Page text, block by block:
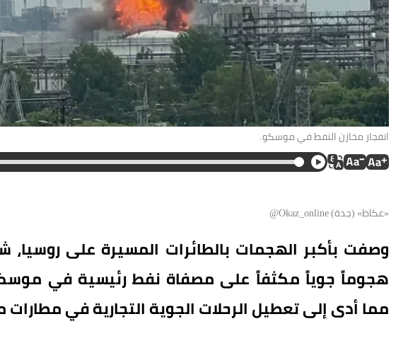
انفجار مخازن النفط في موسكو.
«عكاظ» (جدة) Okaz_online@
وصفت بأكبر الهجمات بالطائرات المسيرة على روسيا،
هجوماً جوياً مكثفاً على مصفاة نفط رئيسية في موسكو
مما أدى إلى تعطيل الرحلات الجوية التجارية في